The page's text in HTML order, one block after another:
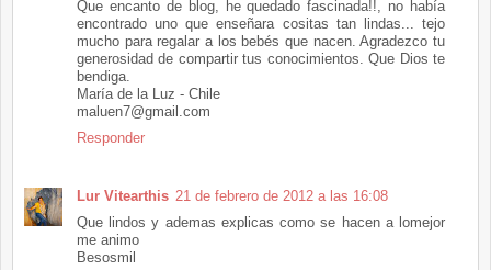
Que encanto de blog, he quedado fascinada!!, no había
encontrado uno que enseñara cositas tan lindas... tejo
mucho para regalar a los bebés que nacen. Agradezco tu
generosidad de compartir tus conocimientos. Que Dios te
bendiga.
María de la Luz - Chile
maluen7@gmail.com
Responder
Lur Vitearthis 21 de febrero de 2012 a las 16:08
Que lindos y ademas explicas como se hacen a lomejor
me animo
Besosmil